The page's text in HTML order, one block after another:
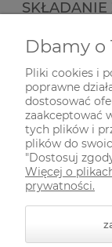
ODWIEDŹ
Dbamy o
Pliki cookies i
poprawne
dostosować
zaakceptować
tych plików i
plików do
"Dostosuj
Więcej o
prywatności.